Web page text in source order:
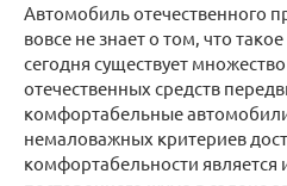
Автомобиль отечественного
вовсе не знает о том, что
сегодня существует
отечественных средств
комфортабельные
немаловажных критериев
комфортабельности является